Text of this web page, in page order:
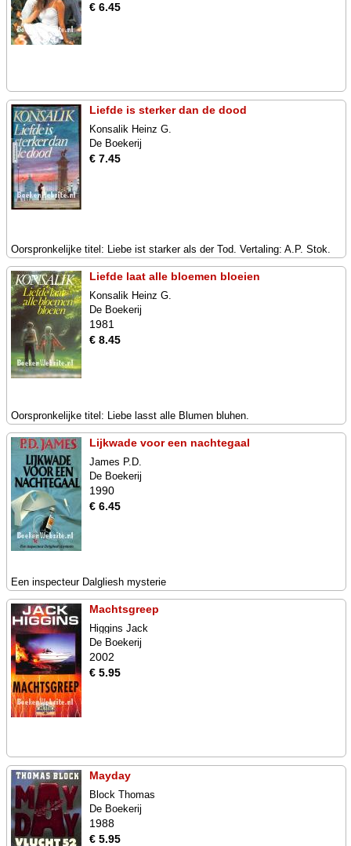
€ 6.45
Liefde is sterker dan de dood
Konsalik Heinz G.
De Boekerij
€ 7.45
Oorspronkelijke titel: Liebe ist starker als der Tod. Vertaling: A.P. Stok.
Liefde laat alle bloemen bloeien
Konsalik Heinz G.
De Boekerij
1981
€ 8.45
Oorspronkelijke titel: Liebe lasst alle Blumen bluhen.
Lijkwade voor een nachtegaal
James P.D.
De Boekerij
1990
€ 6.45
Een inspecteur Dalgliesh mysterie
Machtsgreep
Higgins Jack
De Boekerij
2002
€ 5.95
Mayday
Block Thomas
De Boekerij
1988
€ 5.95